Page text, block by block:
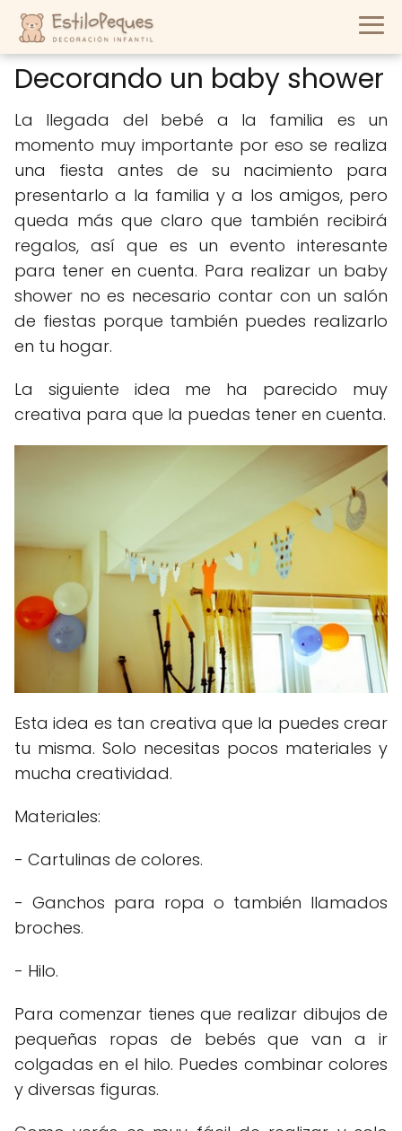
Decorando un baby shower
La llegada del bebé a la familia es un
momento muy importante por eso se realiza
una fiesta antes de su nacimiento para
presentarlo a la familia y a los amigos, pero
queda más que claro que también recibirá
regalos, así que es un evento interesante
para tener en cuenta. Para realizar un baby
shower no es necesario contar con un salón
de fiestas porque también puedes realizarlo
en tu hogar.
La siguiente idea me ha parecido muy
creativa para que la puedas tener en cuenta.
Esta idea es tan creativa que la puedes crear
tu misma. Solo necesitas pocos materiales y
mucha creatividad.
Materiales:
- Cartulinas de colores.
- Ganchos para ropa o también llamados
broches.
- Hilo.
Para comenzar tienes que realizar dibujos de
pequeñas ropas de bebés que van a ir
colgadas en el hilo. Puedes combinar colores
y diversas figuras.